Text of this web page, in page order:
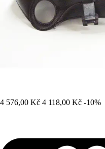
4 576,00 Kč 4 118,00 Kč -10%